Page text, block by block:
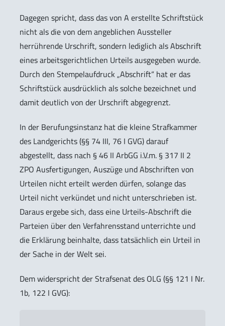
Dagegen spricht, dass das von A erstellte Schriftstück
nicht als die von dem angeblichen Aussteller
herrührende Urschrift, sondern lediglich als Abschrift
eines arbeitsgerichtlichen Urteils ausgegeben wurde.
Durch den Stempelaufdruck „Abschrift“ hat er das
Schriftstück ausdrücklich als solche bezeichnet und
damit deutlich von der Urschrift abgegrenzt.
In der Berufungsinstanz hat die kleine Strafkammer
des Landgerichts (§§ 74 III, 76 I GVG) darauf
abgestellt, dass nach § 46 II ArbGG i.V.m. § 317 II 2
ZPO Ausfertigungen, Auszüge und Abschriften von
Urteilen nicht erteilt werden dürfen, solange das
Urteil nicht verkündet und nicht unterschrieben ist.
Daraus ergebe sich, dass eine Urteils-Abschrift die
Parteien über den Verfahrensstand unterrichte und
die Erklärung beinhalte, dass tatsächlich ein Urteil in
der Sache in der Welt sei.
Dem widerspricht der Strafsenat des OLG (§§ 121 I Nr.
1b, 122 I GVG):